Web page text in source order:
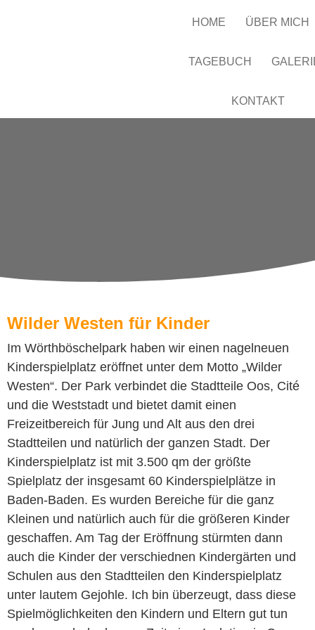
HOME ÜBER MICH
TAGEBUCH
KONTAKT
Wilder Westen für Kinder
Im Wörthböschelpark haben wir einen nagelneuen
Kinderspielplatz eröffnet unter dem Motto „Wilder
Westen“. Der Park verbindet die Stadtteile Oos, Cité
und die Weststadt und bietet damit einen
Freizeitbereich für Jung und Alt aus den drei
Stadtteilen und natürlich der ganzen Stadt. Der
Kinderspielplatz ist mit 3.500 qm der größte
Spielplatz der insgesamt 60 Kinderspielplätze in
Baden-Baden. Es wurden Bereiche für die ganz
Kleinen und natürlich auch für die größeren Kinder
geschaffen. Am Tag der Eröffnung stürmten dann
auch die Kinder der verschiednen Kindergärten und
Schulen aus den Stadtteilen den Kinderspielplatz
unter lautem Gejohle. Ich bin überzeugt, dass diese
Spielmöglichkeiten den Kindern und Eltern gut tun